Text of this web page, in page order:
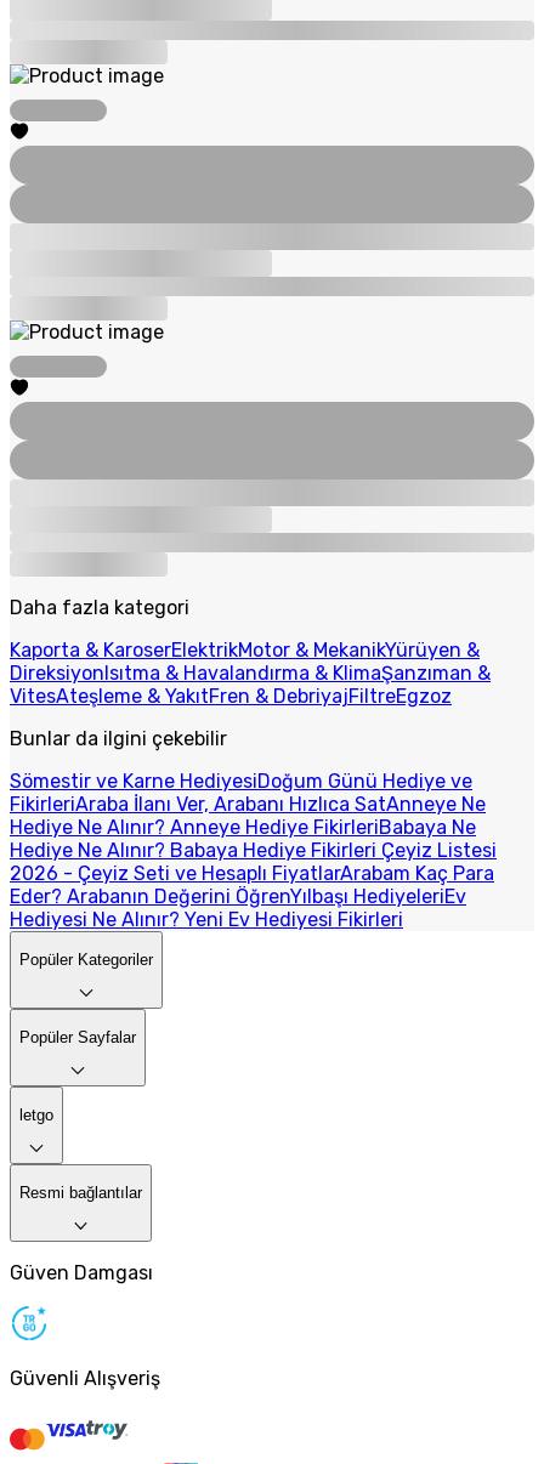
Daha fazla kategori
Kaporta & KaroserElektrikMotor & MekanikYürüyen &
DireksiyonIsıtma & Havalandırma & KlimaŞanzıman &
VitesAteşleme & YakıtFren & DebriyajFiltreEgzoz
Bunlar da ilgini çekebilir
Sömestir ve Karne HediyesiDoğum Günü Hediye ve
FikirleriAraba İlanı Ver, Arabanı Hızlıca SatAnneye Ne
Hediye Ne Alınır? Anneye Hediye FikirleriBabaya Ne
Hediye Ne Alınır? Babaya Hediye Fikirleri Çeyiz Listesi
2026 - Çeyiz Seti ve Hesaplı FiyatlarArabam Kaç Para
Eder? Arabanın Değerini ÖğrenYılbaşı HediyeleriEv
Hediyesi Ne Alınır? Yeni Ev Hediyesi Fikirleri
Popüler Kategoriler
Popüler Sayfalar
letgo
Resmi bağlantılar
Güven Damgası
Güvenli Alışveriş